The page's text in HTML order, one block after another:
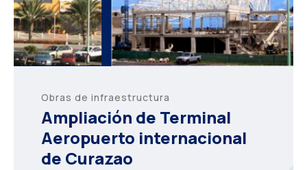
Obras de infraestructura
Ampliación de Terminal
Aeropuerto internacional
de Curazao